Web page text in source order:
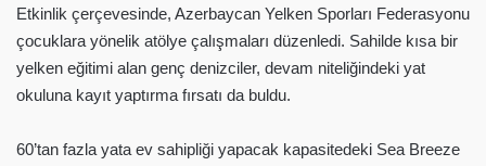
Etkinlik çerçevesinde, Azerbaycan Yelken Sporları Federasyonu
çocuklara yönelik atölye çalışmaları düzenledi. Sahilde kısa bir
yelken eğitimi alan genç denizciler, devam niteliğindeki yat
okuluna kayıt yaptırma fırsatı da buldu.
60’tan fazla yata ev sahipliği yapacak kapasitedeki Sea Breeze